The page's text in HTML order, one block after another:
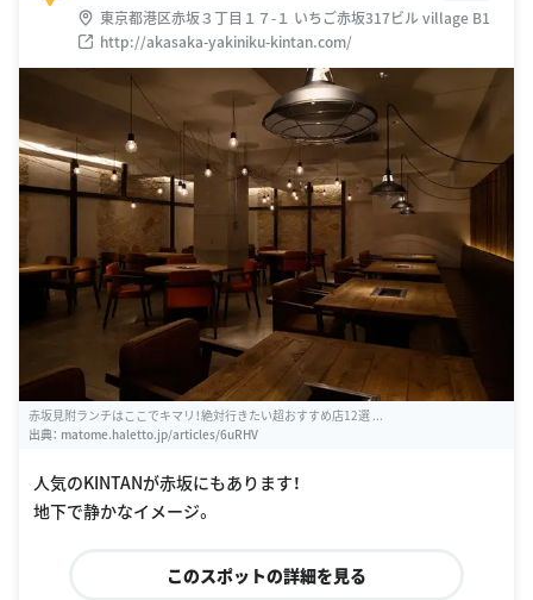
東京都港区赤坂３丁目１７-１ いちご赤坂317ビル village B1
http://akasaka-yakiniku-kintan.com/
赤坂見附ランチはここでキマリ！絶対行きたい超おすすめ店12選 ...
出典： matome.haletto.jp/articles/6uRHV
人気のKINTANが赤坂にもあります！
地下で静かなイメージ。
このスポットの詳細を見る